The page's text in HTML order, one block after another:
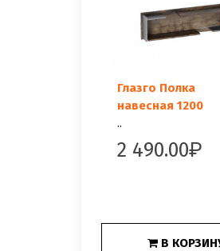
Глазго Полка
навесная 1200
..
2 490.00
В